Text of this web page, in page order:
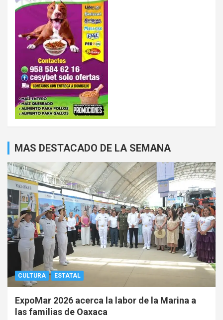
MAS DESTACADO DE LA SEMANA
CULTURA ESTATAL
ExpoMar 2026 acerca la labor de la Marina a
las familias de Oaxaca